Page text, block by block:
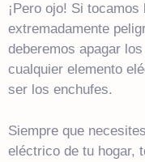
¡Pero ojo! Si
extremadamente
deberemos apagar
cualquier elemento
ser los enchufes.
Siempre que
eléctrico de tu hogar,